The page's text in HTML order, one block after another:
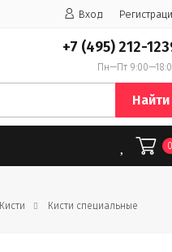
Вход
+7 (495) 212-
Пн—Пт
Найти
Кисти Кисти специальные